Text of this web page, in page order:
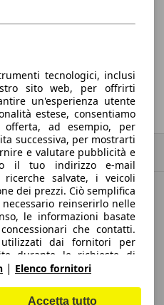
Servizi per i dealer
tecnologici, inclusi
sito web, per offrirti
un'esperienza utente
estese, consentiamo
offerta, ad esempio, per
successiva, per mostrarti
e valutare pubblicità e
il tuo indirizzo e-mail
salvate, i veicoli
dei prezzi. Ciò semplifica
reinserirlo nelle
le informazioni basate
che contatti.
utilizzati dai fornitori per
durante le richieste di
automaticamente
cookie/strumenti, tali
| Elenco fornitori
Accetta tutto